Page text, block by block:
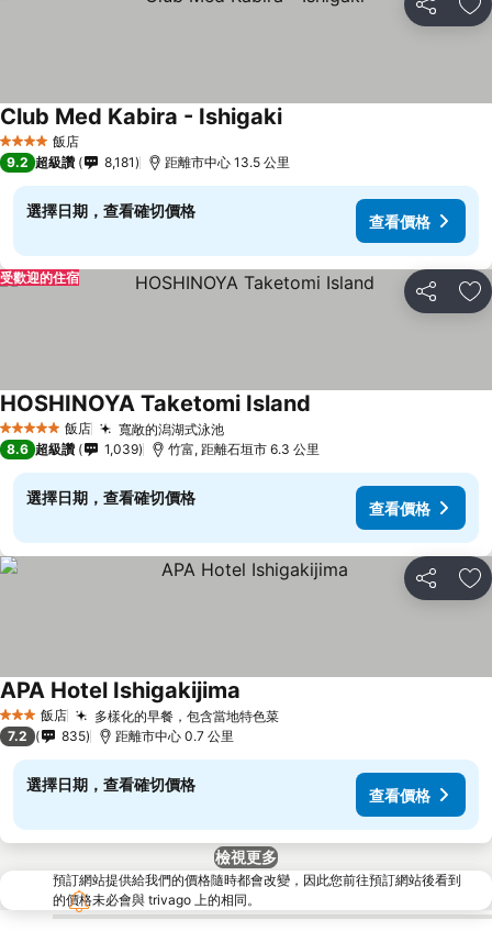
分享 加
4 星級 飯店
Club Med Kabira - Ishigaki
9.2 超級讚 8,181 距離市中心 13.5 公里
選擇日期，查看確切價格
查看價格
分享 加
受歡迎的住宿
5 星級 飯店 寬敞的潟湖式泳池
HOSHINOYA Taketomi Island
8.6 超級讚 1,039 竹富, 距離石垣市 6.3 公里
選擇日期，查看確切價格
查看價格
分享 加
3 星級 飯店 多樣化的早餐，包含當地特色菜
APA Hotel Ishigakijima
7.2 835 距離市中心 0.7 公里
選擇日期，查看確切價格
查看價格
檢視更多
預訂網站提供給我們的價格隨時都會改變，因此您前往預訂網站後看到
的價格未必會與 trivago 上的相同。